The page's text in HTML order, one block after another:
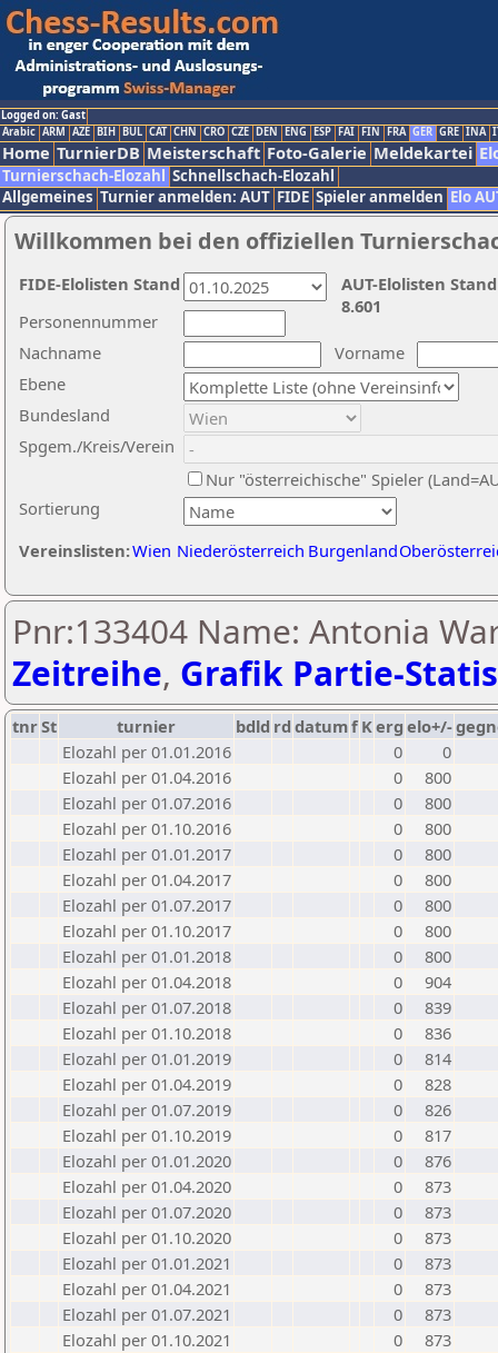
Logged on: Gast
Arabic ARM AZE BIH BUL CAT CHN CRO CZE DEN ENG ESP FAI FIN FRA GER GRE INA
Home TurnierDB Meisterschaft Foto-Galerie Meldekartei
Turnierschach-Elozahl Schnellschach-Elozahl
Allgemeines Turnier anmelden: AUT FIDE Spieler anmelden Elo
Willkommen bei den offiziellen
Nachname
Vorname
Ebene
Sortierung
Personennummer
Bundesland
Spgem./Kreis/Verein
Nur "österreichische" Spieler
Vereinslisten:Wien Niederösterreich Burgenland
AUT-Elolisten
8.601
FIDE-Elolisten Stand
Pnr:133404 Name: Antonia
Zeitreihe, Grafik Partie-
tnrSt turnier bdld rd datumf Kerg elo+/-
Elozahl per 01.01.2016
0
0
Elozahl per 01.04.2016
0
800
Elozahl per 01.07.2016
0
800
Elozahl per 01.10.2016
0
800
Elozahl per 01.01.2017
0
800
Elozahl per 01.04.2017
0
800
Elozahl per 01.07.2017
0
800
Elozahl per 01.10.2017
0
800
Elozahl per 01.01.2018
0
800
Elozahl per 01.04.2018
0
904
Elozahl per 01.07.2018
0
839
Elozahl per 01.10.2018
0
836
Elozahl per 01.01.2019
0
814
Elozahl per 01.04.2019
0
828
Elozahl per 01.07.2019
0
826
Elozahl per 01.10.2019
0
817
Elozahl per 01.01.2020
0
876
Elozahl per 01.04.2020
0
873
Elozahl per 01.07.2020
0
873
Elozahl per 01.10.2020
0
873
Elozahl per 01.01.2021
0
873
Elozahl per 01.04.2021
0
873
Elozahl per 01.07.2021
0
873
Elozahl per 01.10.2021
0
873